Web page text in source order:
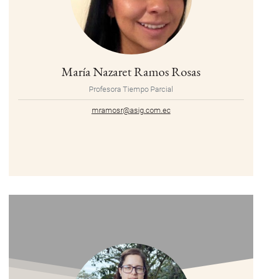
María Nazaret Ramos Rosas
Profesora Tiempo Parcial
mramosr@asig.com.ec